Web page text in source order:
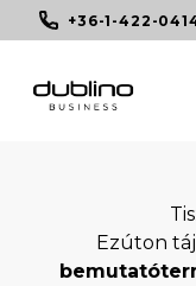
+36-1-422-
Ezúton